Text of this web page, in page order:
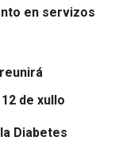
en servizos
de xullo
Diabetes